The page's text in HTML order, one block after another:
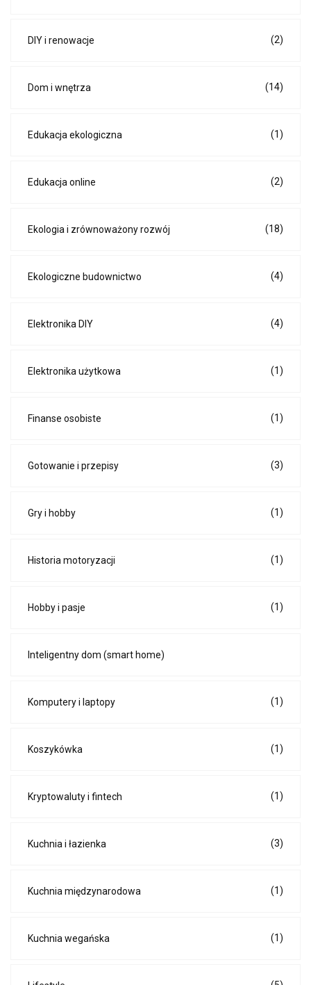
DIY i renowacje (2)
Dom i wnętrza (14)
Edukacja ekologiczna (1)
Edukacja online (2)
Ekologia i zrównoważony rozwój (18)
Ekologiczne budownictwo (4)
Elektronika DIY (4)
Elektronika użytkowa (1)
Finanse osobiste (1)
Gotowanie i przepisy (3)
Gry i hobby (1)
Historia motoryzacji (1)
Hobby i pasje (1)
Inteligentny dom (smart home)
Komputery i laptopy (1)
Koszykówka (1)
Kryptowaluty i fintech (1)
Kuchnia i łazienka (3)
Kuchnia międzynarodowa (1)
Kuchnia wegańska (1)